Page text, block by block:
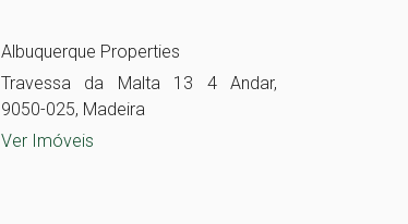
Albuquerque Properties
Travessa da Malta 13 4 Andar,
9050-025, Madeira
Ver Imóveis